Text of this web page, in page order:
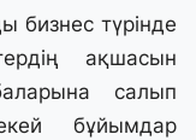
бизнес түрінде
ақшасын
салып
бұйымдар